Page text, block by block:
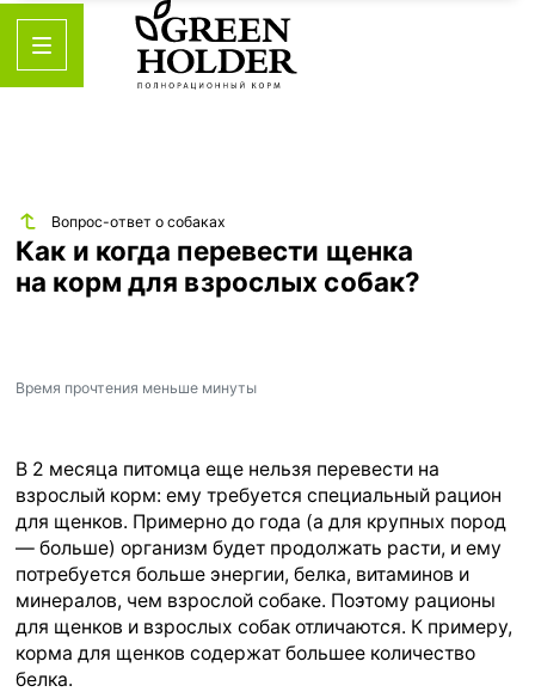
Вопрос-ответ о собаках
Как и когда перевести щенка
на корм для взрослых собак?
Время прочтения меньше минуты
В 2 месяца питомца еще нельзя перевести на
взрослый корм: ему требуется специальный рацион
для щенков. Примерно до года (а для крупных пород
— больше) организм будет продолжать расти, и ему
потребуется больше энергии, белка, витаминов и
минералов, чем взрослой собаке. Поэтому рационы
для щенков и взрослых собак отличаются. К примеру,
корма для щенков содержат большее количество
белка.